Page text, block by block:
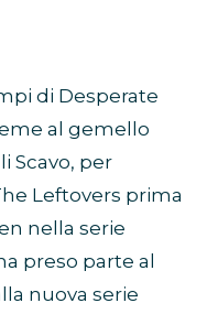
di Desperate
al gemello
Scavo, per
Leftovers prima
nella serie
preso parte al
nuova serie